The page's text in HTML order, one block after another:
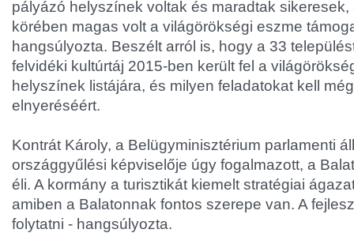
pályázó helyszínek voltak és maradtak
körében magas volt a világörökségi eszme
hangsúlyozta. Beszélt arról is, hogy a 33
felvidéki kultúrtáj 2015-ben került fel a
helyszínek listájára, és milyen feladatokat kell
elnyeréséért.
Kontrát Károly, a Belügyminisztérium parlamenti
országgyűlési képviselője úgy fogalmazott, a
éli. A kormány a turisztikát kiemelt stratégiai
amiben a Balatonnak fontos szerepe van. A
folytatni - hangsúlyozta.